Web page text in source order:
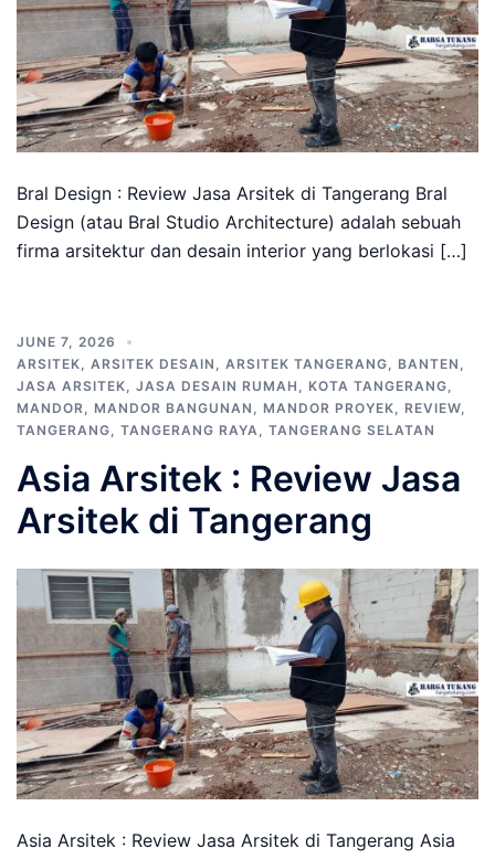
Bral Design : Review Jasa Arsitek di Tangerang Bral
Design (atau Bral Studio Architecture) adalah sebuah
firma arsitektur dan desain interior yang berlokasi […]
JUNE 7, 2026
ARSITEK
ARSITEK DESAIN ARSITEK TANGERANG BANTEN
JASA ARSITEK
JASA DESAIN RUMAH KOTA TANGERANG
MANDOR
MANDOR BANGUNAN MANDOR PROYEK REVIEW
TANGERANG
TANGERANG RAYA TANGERANG SELATAN
Asia Arsitek : Review Jasa
Arsitek di Tangerang
Asia Arsitek : Review Jasa Arsitek di Tangerang Asia